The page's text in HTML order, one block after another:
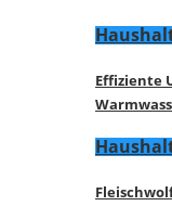
Effiziente